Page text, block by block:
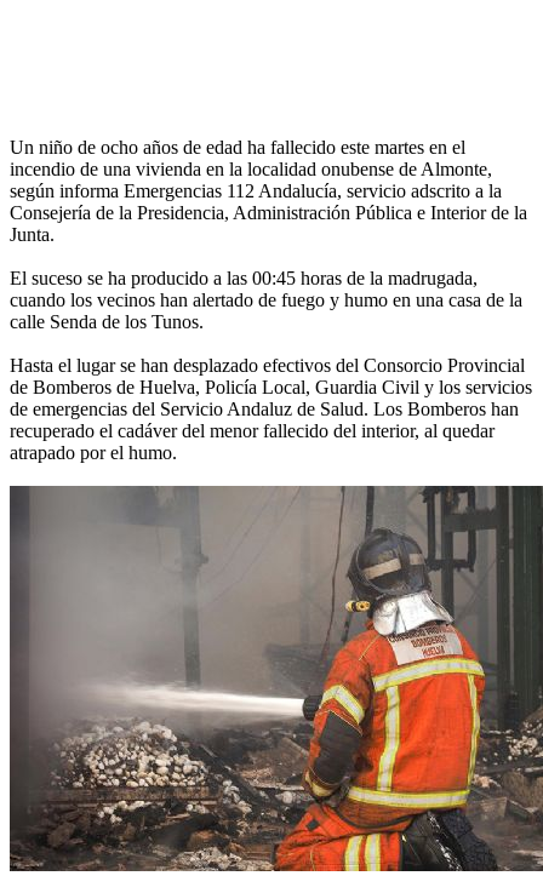
Un niño de ocho años de edad ha fallecido este martes en el
incendio de una vivienda en la localidad onubense de Almonte,
según informa Emergencias 112 Andalucía, servicio adscrito a la
Consejería de la Presidencia, Administración Pública e Interior de la
Junta.
El suceso se ha producido a las 00:45 horas de la madrugada,
cuando los vecinos han alertado de fuego y humo en una casa de la
calle Senda de los Tunos.
Hasta el lugar se han desplazado efectivos del Consorcio Provincial
de Bomberos de Huelva, Policía Local, Guardia Civil y los servicios
de emergencias del Servicio Andaluz de Salud. Los Bomberos han
recuperado el cadáver del menor fallecido del interior, al quedar
atrapado por el humo.